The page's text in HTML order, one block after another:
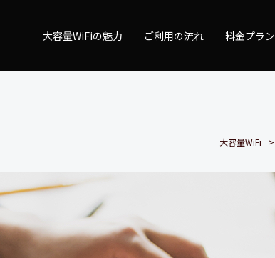
大容量WiFiの魅力 ご利用の流れ 料金プラン
大容量WiFi